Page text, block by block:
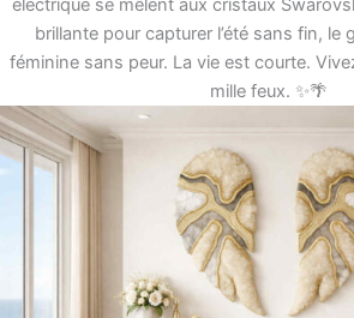
électrique se mêlent aux cristaux
brillante pour capturer l’été sans fin, le
féminine sans peur. La vie est courte.
mille feux. ✨🌴